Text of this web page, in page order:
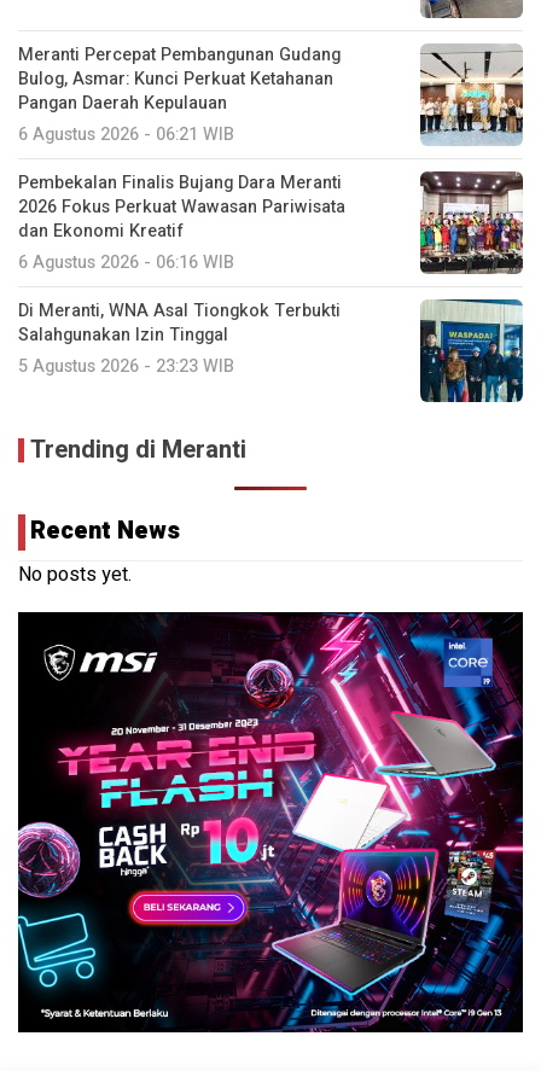
Meranti Percepat Pembangunan Gudang
Bulog, Asmar: Kunci Perkuat Ketahanan
Pangan Daerah Kepulauan
6 Agustus 2026 - 06:21 WIB
Pembekalan Finalis Bujang Dara Meranti
2026 Fokus Perkuat Wawasan Pariwisata
dan Ekonomi Kreatif
6 Agustus 2026 - 06:16 WIB
Di Meranti, WNA Asal Tiongkok Terbukti
Salahgunakan Izin Tinggal
5 Agustus 2026 - 23:23 WIB
Trending di Meranti
Recent News
No posts yet.